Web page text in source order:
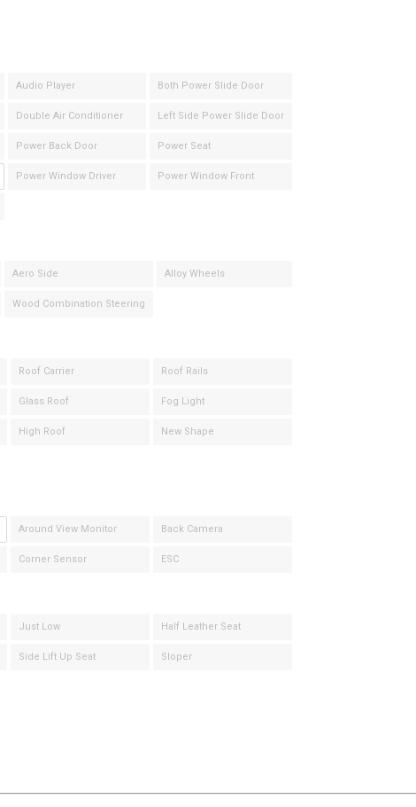
Audio Player Both Power Slide Door
Double Air Conditioner Left Side Power Slide Door
Power Back Door Power Seat
Power Window Driver Power Window Front
Aero Side Alloy Wheels
Wood Combination Steering
Roof Carrier Roof Rails
Glass Roof Fog Light
High Roof New Shape
Around View Monitor Back Camera
Corner Sensor ESC
Just Low Half Leather Seat
Side Lift Up Seat Sloper